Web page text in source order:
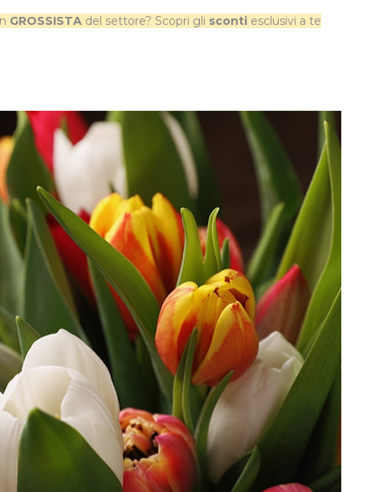
GROSSISTA del settore? Scopri gli scontiesclusivi a te